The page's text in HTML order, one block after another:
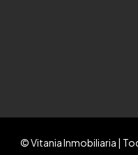
© Vitania Inmobiliaria |